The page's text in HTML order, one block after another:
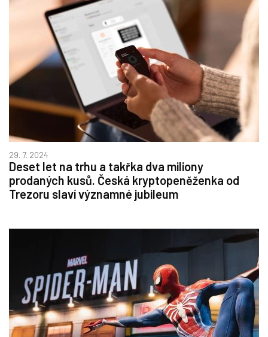
29. 7. 2024
Deset let na trhu a takřka dva miliony
prodaných kusů. Česká kryptopeněženka od
Trezoru slaví významné jubileum